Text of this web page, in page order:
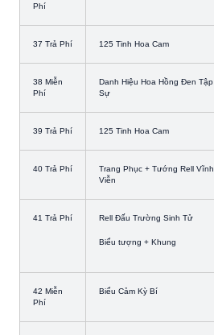
Phí
37 Trả Phí 125 Tinh Hoa Cam
38 Miễn
Phí
Danh Hiệu Hoa Hồng Đen Tập
Sự
39 Trả Phí 125 Tinh Hoa Cam
40 Trả Phí
Trang Phục + Tướng Rell Vĩnh
Viễn
41 Trả Phí Rell Đấu Trường Sinh Tử
Biểu tượng + Khung
42 Miễn
Phí
Biểu Cảm Kỳ Bí